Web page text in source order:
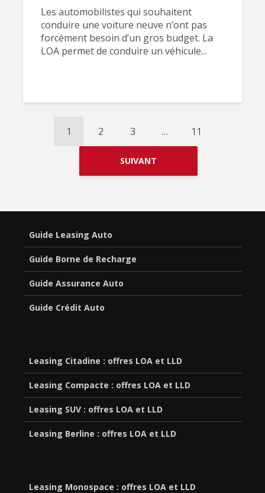
Les automobilistes qui souhaitent
conduire une voiture neuve n’ont pas
forcément besoin d’un gros budget. La
LOA permet de conduire un véhicule...
1 2 3 … 11
SUIVANT
Guide Leasing Auto
Guide Borne de Recharge
Guide Assurance Auto
Guide Crédit Auto
Leasing Citadine : offres LOA et LLD
Leasing Compacte : offres LOA et LLD
Leasing SUV : offres LOA et LLD
Leasing Berline : offres LOA et LLD
Leasing Monospace : offres LOA et LLD